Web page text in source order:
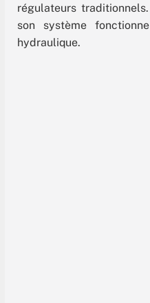
régulateurs
son système
hydraulique.